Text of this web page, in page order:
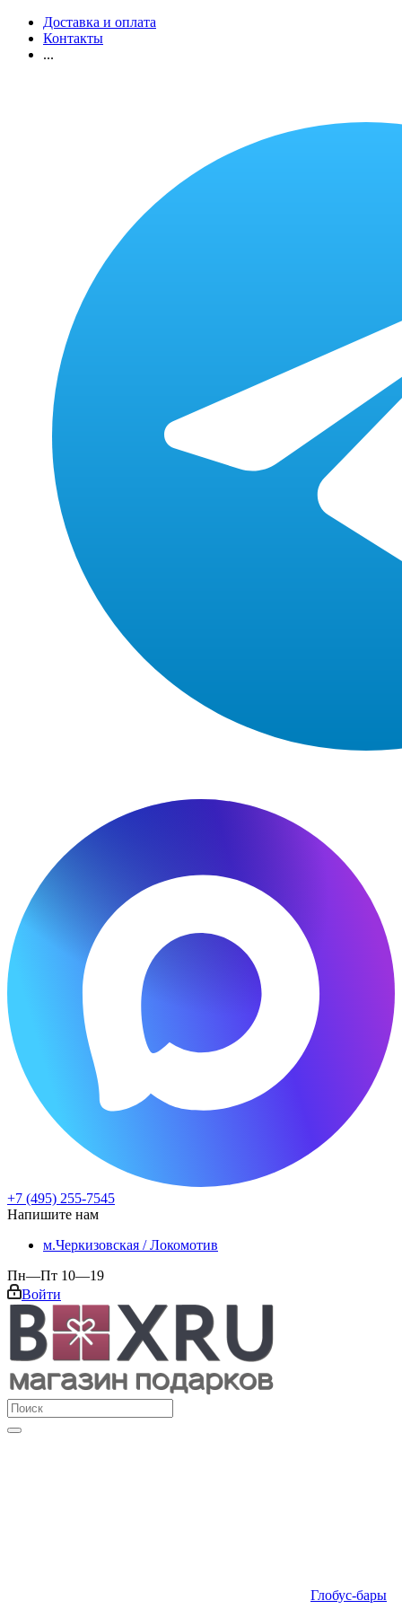
Доставка и оплата
Контакты
...
+7 (495) 255-7545
Напишите нам
м.Черкизовская / Локомотив
Пн—Пт 10—19
Войти
Глобус-бары